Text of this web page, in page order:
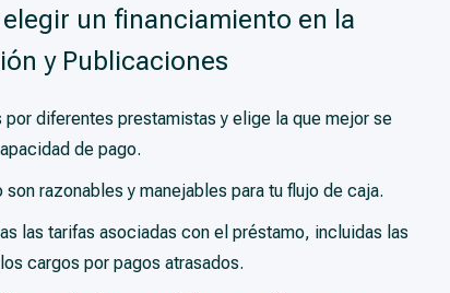
un financiamiento en la
y Publicaciones
diferentes prestamistas y elige la que mejor se
de pago.
razonables y manejables para tu flujo de caja.
las tarifas asociadas con el préstamo, incluidas las
cargos por pagos atrasados.